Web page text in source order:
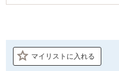
マイリストに入れる